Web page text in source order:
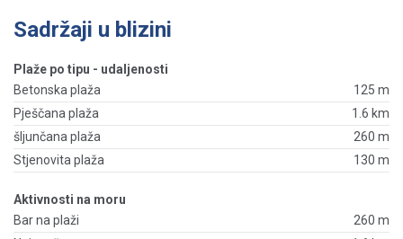
Sadržaji u blizini
Plaže po tipu - udaljenosti
Betonska plaža
125 m
Pješčana plaža
1.6 km
šljunčana plaža
260 m
Stjenovita plaža
130 m
Aktivnosti na moru
Bar na plaži
260 m